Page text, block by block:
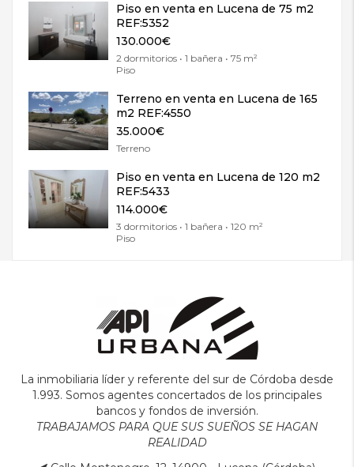
Piso en venta en Lucena de 75 m2
REF:5352
130.000€
2 dormitorios • 1 bañera • 75 m²
Piso
Terreno en venta en Lucena de 165
m2 REF:4550
35.000€
Terreno
Piso en venta en Lucena de 120 m2
REF:5433
114.000€
3 dormitorios • 1 bañera • 120 m²
Piso
La inmobiliaria líder y referente del sur de Córdoba desde
1.993. Somos agentes concertados de los principales
bancos y fondos de inversión.
TRABAJAMOS PARA QUE SUS SUEÑOS SE HAGAN
REALIDAD